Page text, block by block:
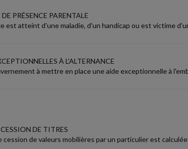
PRÉSENCE PARENTALE
est atteint d'une maladie, d'un handicap ou est victime
À L'ALTERNANCE
à mettre en place une aide exceptionnelle à
DE TITRES
cession de valeurs mobilières par un particulier est